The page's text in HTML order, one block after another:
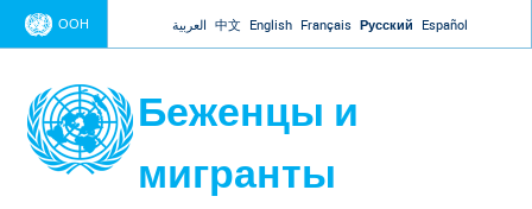
Jump to navigation
ООН العربية 中文 English Français Русский Español
Беженцы и
мигранты